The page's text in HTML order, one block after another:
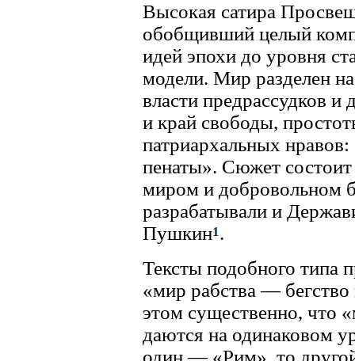
Высокая сатира
обобщивший целый
идей эпохи до уровня
модели. Мир разделен
власти предрассудков
и край свободы,
патриархальных
пенаты». Сюжет
миром и добровольном
разрабатывали и
Пушкин1.
Тексты подобного типа
«мир рабства —
этом существенно, что
даются на одинаковом